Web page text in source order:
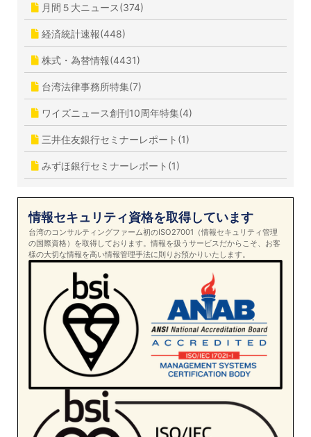
月間５大ニュース(374)
経済統計速報(448)
株式・為替情報(4431)
台湾法律事務所特集(7)
ワイズニュース創刊10周年特集(4)
三井住友銀行セミナーレポート(1)
みずほ銀行セミナーレポート(1)
情報セキュリティ資格を取得しています
台湾のコンサルティングファーム初のISO27001（情報セキュリティ管理
の国際資格）を取得しております。情報を扱うサービスだからこそ、お客
様の大切な情報を高い情報管理手法に則りお預かりいたします。